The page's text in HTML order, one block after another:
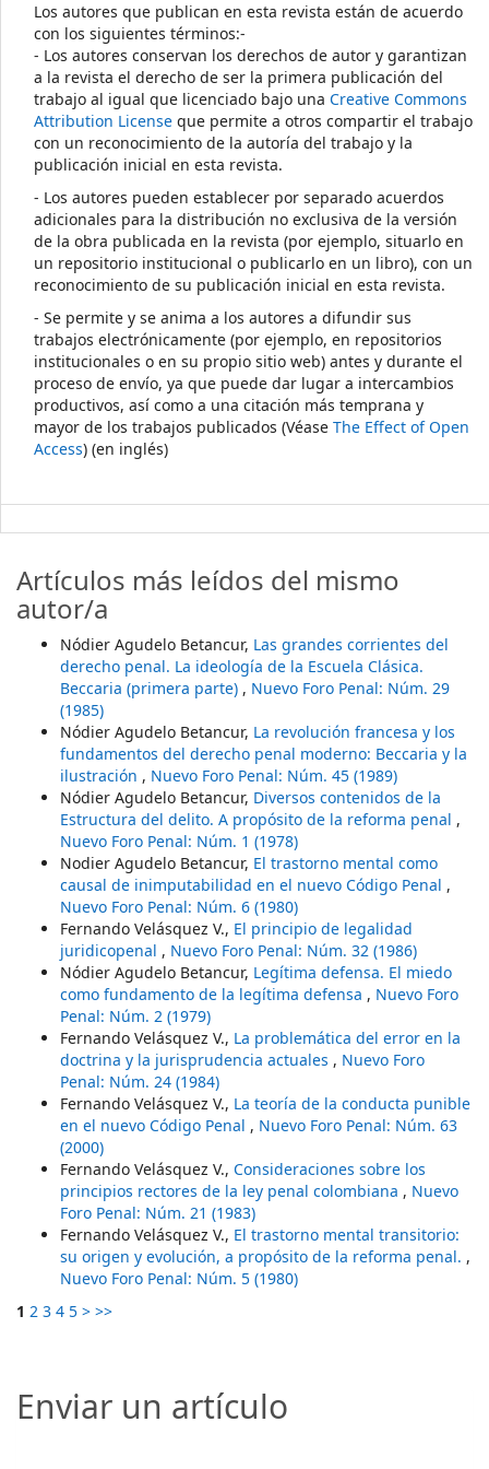
Los autores que publican en esta revista están de acuerdo
con los siguientes términos:-
- Los autores conservan los derechos de autor y garantizan
a la revista el derecho de ser la primera publicación del
trabajo al igual que licenciado bajo una Creative Commons
Attribution License que permite a otros compartir el trabajo
con un reconocimiento de la autoría del trabajo y la
publicación inicial en esta revista.
- Los autores pueden establecer por separado acuerdos
adicionales para la distribución no exclusiva de la versión
de la obra publicada en la revista (por ejemplo, situarlo en
un repositorio institucional o publicarlo en un libro), con un
reconocimiento de su publicación inicial en esta revista.
- Se permite y se anima a los autores a difundir sus
trabajos electrónicamente (por ejemplo, en repositorios
institucionales o en su propio sitio web) antes y durante el
proceso de envío, ya que puede dar lugar a intercambios
productivos, así como a una citación más temprana y
mayor de los trabajos publicados (Véase The Effect of Open
Access) (en inglés)
Artículos más leídos del mismo
autor/a
Nódier Agudelo Betancur, Las grandes corrientes del
derecho penal. La ideología de la Escuela Clásica.
Beccaria (primera parte) , Nuevo Foro Penal: Núm. 29
(1985)
Nódier Agudelo Betancur, La revolución francesa y los
fundamentos del derecho penal moderno: Beccaria y la
ilustración , Nuevo Foro Penal: Núm. 45 (1989)
Nódier Agudelo Betancur, Diversos contenidos de la
Estructura del delito. A propósito de la reforma penal ,
Nuevo Foro Penal: Núm. 1 (1978)
Nodier Agudelo Betancur, El trastorno mental como
causal de inimputabilidad en el nuevo Código Penal ,
Nuevo Foro Penal: Núm. 6 (1980)
Fernando Velásquez V., El principio de legalidad
juridicopenal , Nuevo Foro Penal: Núm. 32 (1986)
Nódier Agudelo Betancur, Legítima defensa. El miedo
como fundamento de la legítima defensa , Nuevo Foro
Penal: Núm. 2 (1979)
Fernando Velásquez V., La problemática del error en la
doctrina y la jurisprudencia actuales , Nuevo Foro
Penal: Núm. 24 (1984)
Fernando Velásquez V., La teoría de la conducta punible
en el nuevo Código Penal , Nuevo Foro Penal: Núm. 63
(2000)
Fernando Velásquez V., Consideraciones sobre los
principios rectores de la ley penal colombiana , Nuevo
Foro Penal: Núm. 21 (1983)
Fernando Velásquez V., El trastorno mental transitorio:
su origen y evolución, a propósito de la reforma penal. ,
Nuevo Foro Penal: Núm. 5 (1980)
1 2 3 4 5 > >>
Enviar un artículo